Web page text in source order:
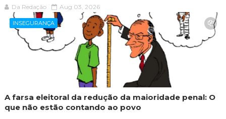
Da Redação Aug 03, 2026
INSEGURANÇA
A farsa eleitoral da redução da maioridade penal: O
que não estão contando ao povo